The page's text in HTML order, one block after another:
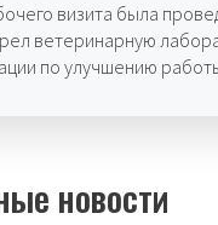
визита была
ветеринарную
по улучшению
новости